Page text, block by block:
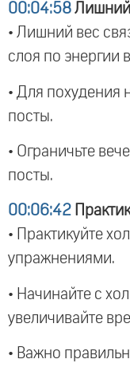
00:04:58 Лишний
• Лишний вес
слоя по энергии
• Для похудения
посты.
• Ограничьте
посты.
00:06:42
• Практикуйте
упражнениями.
• Начинайте с
увеличивайте
• Важно